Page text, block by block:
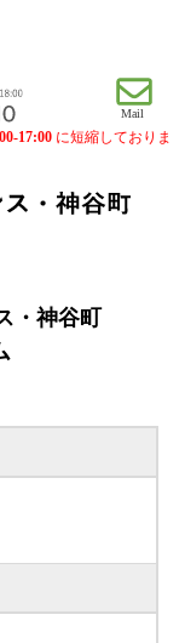
17:00 に短縮しておりま
・神谷町